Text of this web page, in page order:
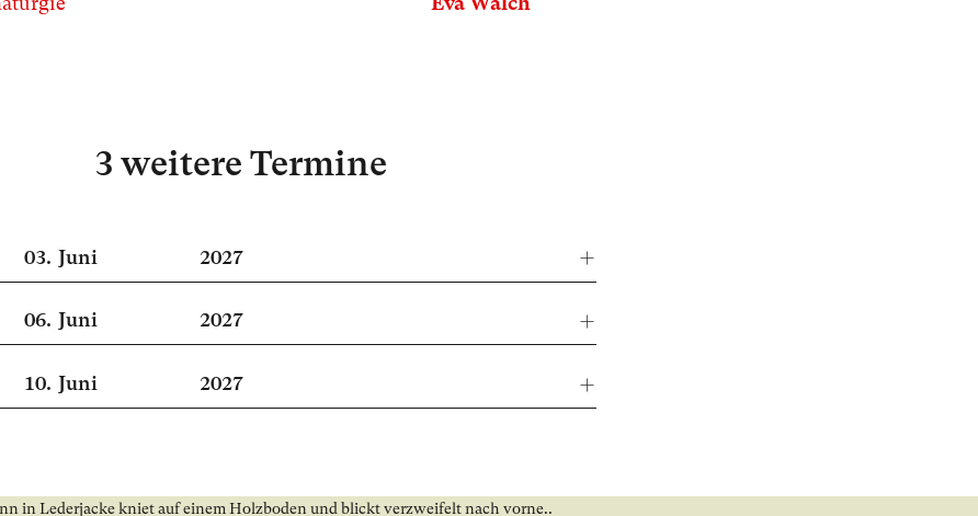
3 weitere Termine
03. Juni 2027
06. Juni 2027
10. Juni 2027